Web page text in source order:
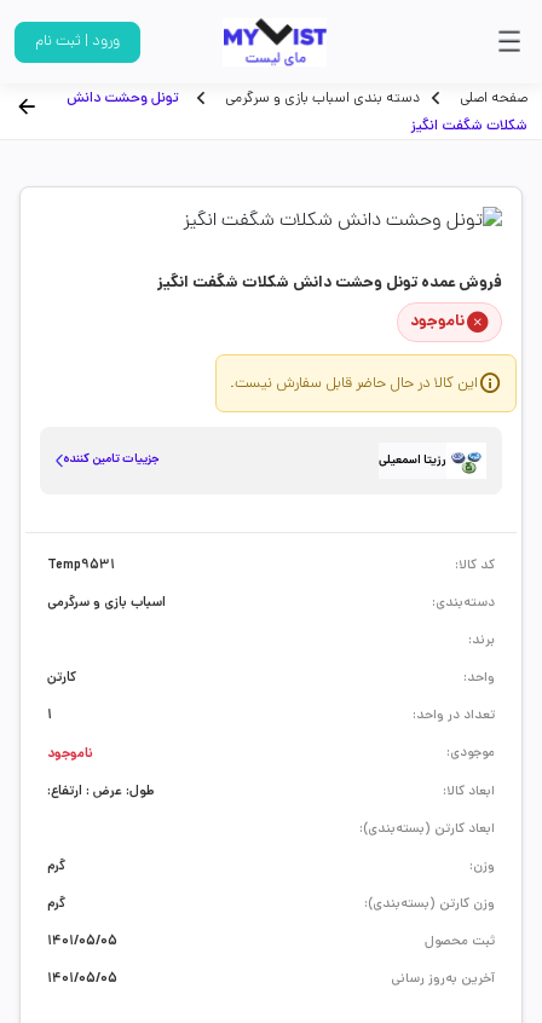
ورود | ثبت نام
صفحه اصلی دسته بندی اسباب بازی و سرگرمی
تونل وحشت دانش
شکلات شگفت انگیز
فروش عمده تونل وحشت دانش شکلات شگفت انگیز
ناموجود
این کالا در حال حاضر قابل سفارش نیست.
رزیتا اسمعیلی جزییات تامین کننده
ابعاد کالا:
طول: عرض : ارتفاع:
ابعاد کارتن (بسته‌بندی):
وزن:
گرم
وزن کارتن (بسته‌بندی):
گرم
ثبت محصول
1401/05/05
آخرین به‌روز رسانی
1401/05/05
کد کالا:
Temp9531
دسته‌بندی:
اسباب بازی و سرگرمی
برند:
واحد:
کارتن
تعداد در واحد:
1
موجودی:
ناموجود